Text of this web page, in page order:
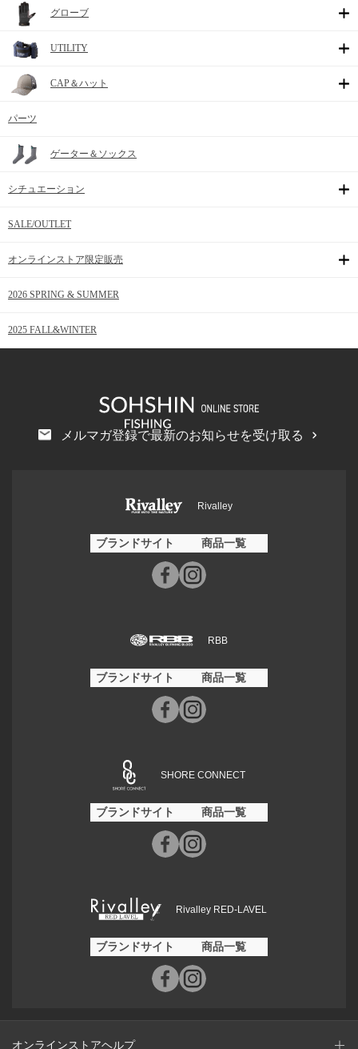
グローブ
UTILITY
CAP＆ハット
パーツ
ゲーター＆ソックス
シチュエーション
SALE/OUTLET
オンラインストア限定販売
2026 SPRING & SUMMER
2025 FALL&WINTER
メルマガ登録で最新のお知らせを受け取る
Rivalley
ブランドサイト 商品一覧
RBB
ブランドサイト 商品一覧
SHORE CONNECT
ブランドサイト 商品一覧
Rivalley RED-LAVEL
ブランドサイト 商品一覧
オンラインストアヘルプ